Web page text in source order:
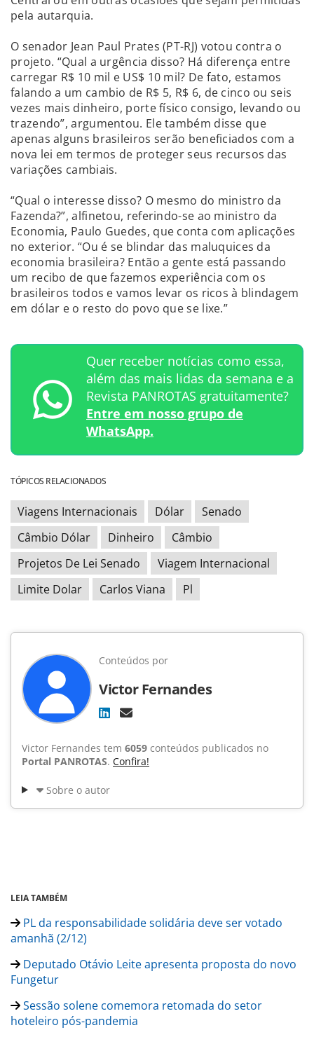
pela autarquia.
O senador Jean Paul Prates (PT-RJ) votou contra o
projeto. “Qual a urgência disso? Há diferença entre
carregar R$ 10 mil e US$ 10 mil? De fato, estamos
falando a um cambio de R$ 5, R$ 6, de cinco ou seis
vezes mais dinheiro, porte físico consigo, levando ou
trazendo”, argumentou. Ele também disse que
apenas alguns brasileiros serão beneficiados com a
nova lei em termos de proteger seus recursos das
variações cambiais.
“Qual o interesse disso? O mesmo do ministro da
Fazenda?”, alfinetou, referindo-se ao ministro da
Economia, Paulo Guedes, que conta com aplicações
no exterior. “Ou é se blindar das maluquices da
economia brasileira? Então a gente está passando
um recibo de que fazemos experiência com os
brasileiros todos e vamos levar os ricos à blindagem
em dólar e o resto do povo que se lixe.”
Quer receber notícias como essa,
além das mais lidas da semana e a
Revista PANROTAS gratuitamente?
Entre em nosso grupo de
WhatsApp.
TÓPICOS RELACIONADOS
Viagens Internacionais Dólar
Senado
Câmbio Dólar
Dinheiro
Câmbio
Projetos De Lei Senado
Viagem Internacional
Limite Dolar
Carlos Viana Pl
Conteúdos por
Victor Fernandes
Victor Fernandes tem 6059 conteúdos publicados no
Portal PANROTAS. Confira!
Sobre o autor
LEIA TAMBÉM
PL da responsabilidade solidária deve ser votado
amanhã (2/12)
Deputado Otávio Leite apresenta proposta do novo
Fungetur
Sessão solene comemora retomada do setor
hoteleiro pós-pandemia